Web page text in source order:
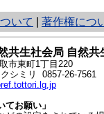
いて 著作権につ
共生社会局 自然共
市東町1丁目220
シミリ 0857-26-7561
お願い」